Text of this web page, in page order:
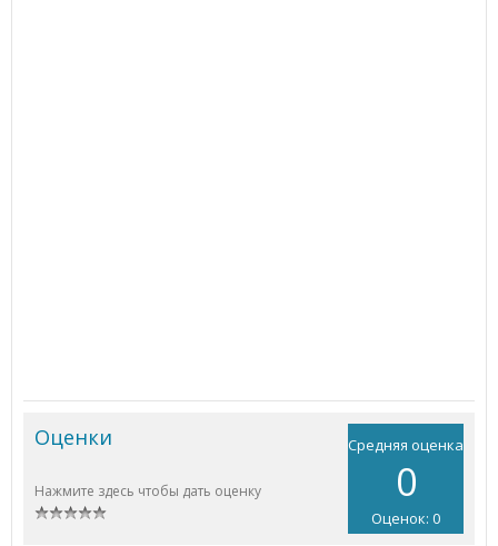
Средняя оценка
0
Оценок: 0
Оценки
Нажмите здесь чтобы дать оценку